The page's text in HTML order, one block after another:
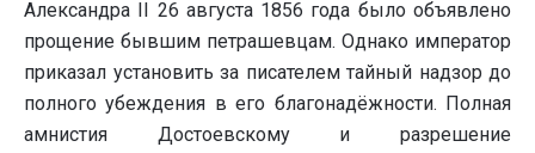
Александра II 26 августа 1856 года было объявлено
прощение бывшим петрашевцам. Однако император
приказал установить за писателем тайный надзор до
полного убеждения в его благонадёжности. Полная
амнистия Достоевскому и разрешение